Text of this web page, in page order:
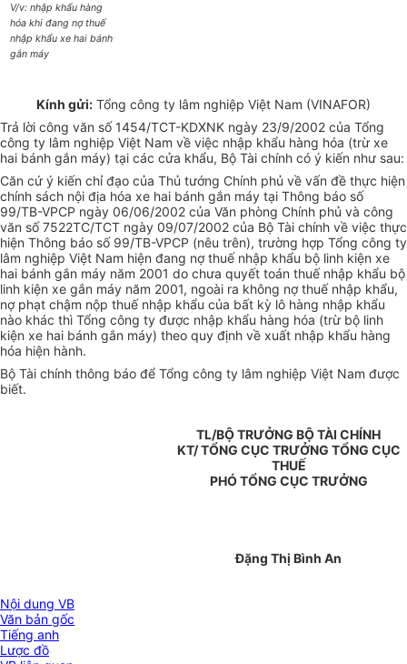
V/v: nhập khẩu hàng
hóa khi đang nợ thuế
nhập khẩu xe hai bánh
gắn máy
Kính gửi: Tổng công ty lâm nghiệp Việt Nam (VINAFOR)
Trả lời công văn số 1454/TCT-KDXNK ngày 23/9/2002 của Tổng
công ty lâm nghiệp Việt Nam về việc nhập khẩu hàng hóa (trừ xe
hai bánh gắn máy) tại các cửa khẩu, Bộ Tài chính có ý kiến như sau:
Căn cứ ý kiến chỉ đạo của Thủ tướng Chính phủ về vấn đề thực hiện
chính sách nội địa hóa xe hai bánh gắn máy tại Thông báo số
99/TB-VPCP ngày 06/06/2002 của Văn phòng Chính phủ và công
văn số 7522TC/TCT ngày 09/07/2002 của Bộ Tài chính về việc thực
hiện Thông báo số 99/TB-VPCP (nêu trên), trường hợp Tổng công ty
lâm nghiệp Việt Nam hiện đang nợ thuế nhập khẩu bộ linh kiện xe
hai bánh gắn máy năm 2001 do chưa quyết toán thuế nhập khẩu bộ
linh kiện xe gắn máy năm 2001, ngoài ra không nợ thuế nhập khẩu,
nợ phạt chậm nộp thuế nhập khẩu của bất kỳ lô hàng nhập khẩu
nào khác thì Tổng công ty được nhập khẩu hàng hóa (trừ bộ linh
kiện xe hai bánh gắn máy) theo quy định về xuất nhập khẩu hàng
hóa hiện hành.
Bộ Tài chính thông báo để Tổng công ty lâm nghiệp Việt Nam được
biết.
TL/BỘ TRƯỞNG BỘ TÀI CHÍNH
KT/ TỔNG CỤC TRƯỞNG TỔNG CỤC
THUẾ
PHÓ TỔNG CỤC TRƯỞNG
Đặng Thị Bình An
Nội dung VB
Văn bản gốc
Tiếng anh
Lược đồ